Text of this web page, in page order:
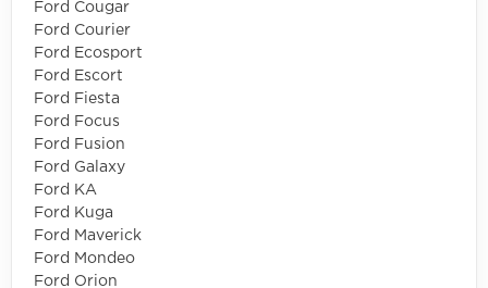
Ford Cougar
Ford Courier
Ford Ecosport
Ford Escort
Ford Fiesta
Ford Focus
Ford Fusion
Ford Galaxy
Ford KA
Ford Kuga
Ford Maverick
Ford Mondeo
Ford Orion